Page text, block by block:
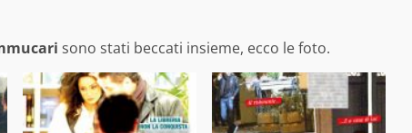
sono stati beccati insieme, ecco le foto.